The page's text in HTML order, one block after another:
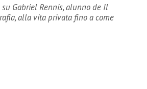
su Gabriel Rennis, alunno de Il
alla vita privata fino a come